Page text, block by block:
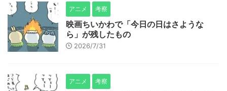
アニメ 考察
映画ちいかわで「今日の日はさような
ら」が残したもの
2026/7/31
アニメ 考察